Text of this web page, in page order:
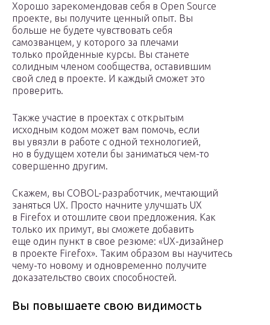
Хорошо зарекомендовав себя в Open Source
проекте, вы получите ценный опыт. Вы
больше не будете чувствовать себя
самозванцем, у которого за плечами
только пройденные курсы. Вы станете
солидным членом сообщества, оставившим
свой след в проекте. И каждый сможет это
проверить.
Также участие в проектах с открытым
исходным кодом может вам помочь, если
вы увязли в работе с одной технологией,
но в будущем хотели бы заниматься чем-то
совершенно другим.
Скажем, вы COBOL-разработчик, мечтающий
заняться UX. Просто начните улучшать UX
в Firefox и отошлите свои предложения. Как
только их примут, вы сможете добавить
еще один пункт в свое резюме: «UX-дизайнер
в проекте Firefox». Таким образом вы научитесь
чему-то новому и одновременно получите
доказательство своих способностей.
Вы повышаете свою видимость